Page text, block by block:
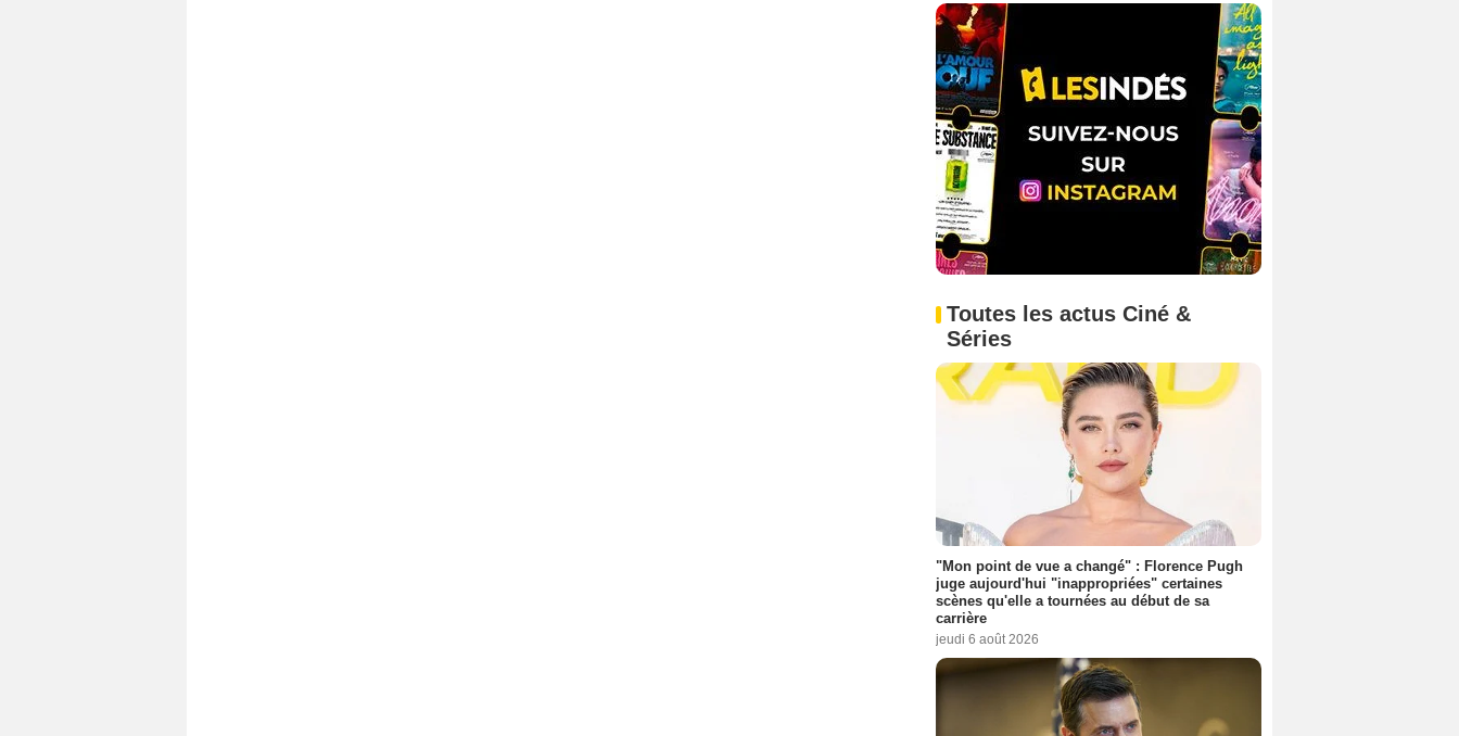
Toutes les actus Ciné &
Séries
"Mon point de vue a changé" : Florence Pugh
juge aujourd'hui "inappropriées" certaines
scènes qu'elle a tournées au début de sa
carrière
jeudi 6 août 2026